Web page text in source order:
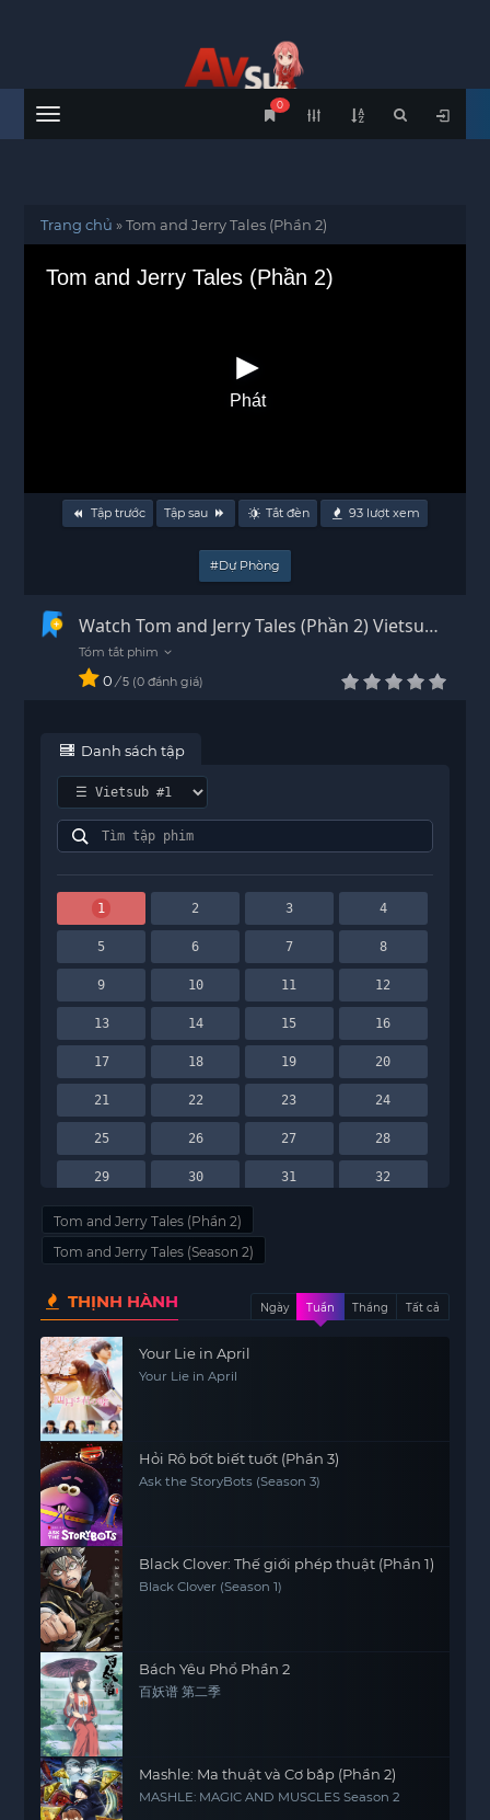
Menu
0
Trang chủ »Tom and Jerry Tales (Phần 2)
Tom and Jerry Tales (Phần 2)
Phát
Tập trước Tập sau Tắt đèn 93lượt xem
#Dự Phòng
Watch Tom and Jerry Tales (Phần 2) Vietsub -
HD
0 / 5 0 đánh giá
Danh sách tập
1 2 3 4
5 6 7 8
9 10 11 12
13 14 15 16
17 18 19 20
21 22 23 24
25 26 27 28
29 30 31 32
34
37 38
Tom and Jerry Tales (Phần 2)
Tom and Jerry Tales (Season 2)
THỊNH HÀNH Ngày Tuần Tháng Tất cả
Your Lie in April
Your Lie in April
Hỏi Rô bốt biết tuốt (Phần 3)
Ask the StoryBots (Season 3)
Black Clover: Thế giới phép thuật (Phần 1)
Black Clover (Season 1)
Bách Yêu Phổ Phần 2
百妖谱 第二季
Mashle: Ma thuật và Cơ bắp (Phần 2)
MASHLE: MAGIC AND MUSCLES Season 2